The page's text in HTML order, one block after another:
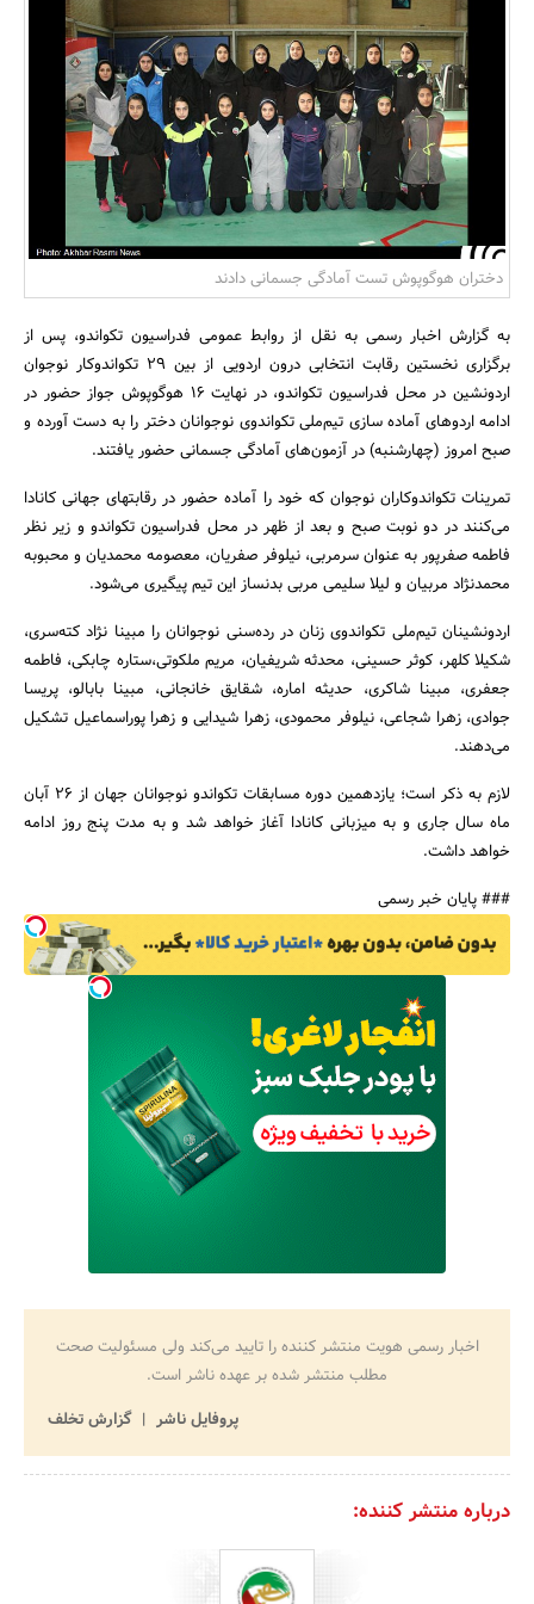
بانک، بیمه و سرمایه
مسکن و ساختمان
جستجو
دختران هوگوپوش تست آمادگی جسمانی دادند
به گزارش اخبار رسمی به نقل از روابط عمومی فدراسیون تکواندو، پس از
برگزاری نخستین رقابت انتخابی درون اردویی از بین 29 تکواندوکار نوجوان
اردونشین در محل فدراسیون تکواندو، در نهایت 16 هوگوپوش جواز حضور در
ادامه اردوهای آماده سازی تیم‌ملی تکواندوی نوجوانان دختر را به دست آورده و
صبح امروز (چهارشنبه) در آزمون‌های آمادگی جسمانی حضور یافتند.
تمرینات تکواندوکاران نوجوان که خود را آماده حضور در رقابتهای جهانی کانادا
می‌کنند در دو نوبت صبح و بعد از ظهر در محل فدراسیون تکواندو و زیر نظر
فاطمه صفرپور به عنوان سرمربی، نیلوفر صفریان، معصومه محمدیان و محبوبه
محمدنژاد مربیان و لیلا سلیمی مربی بدنساز این تیم پیگیری می‌شود.
اردونشینان تیم‌ملی تکواندوی زنان در رده‌سنی نوجوانان را مبینا ن‍‍ژاد کته‌سری،
‌شکیلا کلهر، ‌کوثر حسینی، محدثه شریفیان، مریم ملکوتی،‌ستاره چابکی، فاطمه
جعفری، ‌مبینا شاکری، حدیثه اماره، شقایق خانجانی، مبینا بابالو،‌ پریسا
جوادی، ‌زهرا شجاعی، نیلوفر محمودی، زهرا شیدایی و زهرا پوراسماعیل تشکیل
می‌دهند.
لازم به ذکر است؛ یازدهمین دوره مسابقات تکواندو نوجوانان جهان از 26 آبان
ماه سال جاری و به میزبانی کانادا آغاز خواهد شد و به مدت پنج روز ادامه
خواهد داشت.
### پایان خبر رسمی
اخبار رسمی هویت منتشر کننده را تایید می‌کند ولی مسئولیت صحت
مطلب منتشر شده بر عهده ناشر است.
پروفایل ناشر
گزارش تخلف
درباره منتشر کننده: